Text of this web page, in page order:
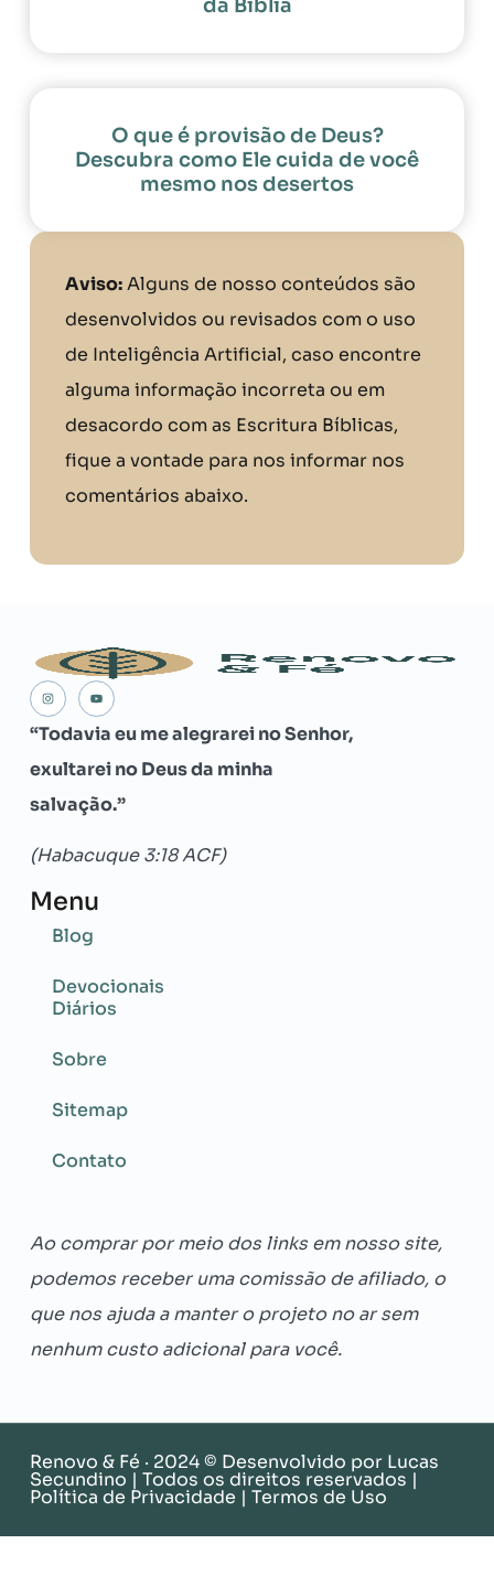
da Bíblia
O que é provisão de Deus?
Descubra como Ele cuida de você
mesmo nos desertos
Aviso:Alguns de nosso conteúdos são
desenvolvidos ou revisados com o uso
de Inteligência Artificial, caso encontre
alguma informação incorreta ou em
desacordo com as Escritura Bíblicas,
fique a vontade para nos informar nos
comentários abaixo.
“Todavia eu me alegrarei no Senhor,
exultarei no Deus da minha
salvação.”
(Habacuque 3:18 ACF)
Menu
Blog
Devocionais
Diários
Sobre
Sitemap
Contato
Ao comprar por meio dos links em nosso site,
podemos receber uma comissão de afiliado, o
que nos ajuda a manter o projeto no ar sem
nenhum custo adicional para você.
Renovo & Fé · 2024 © Desenvolvido por Lucas
Secundino | Todos os direitos reservados |
Política de Privacidade | Termos de Uso